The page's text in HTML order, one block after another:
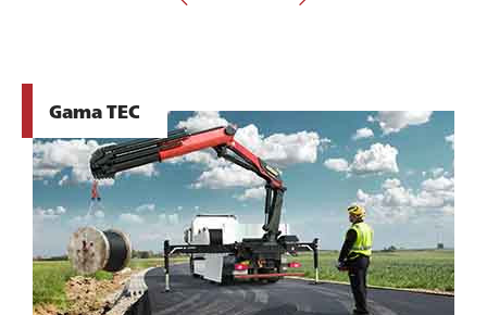
Gama TEC